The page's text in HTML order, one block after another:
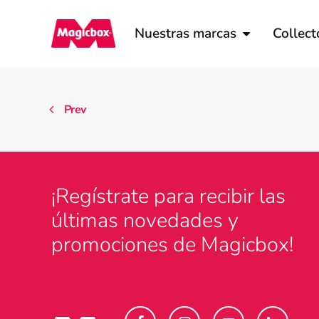
Nuestras marcas
Prev
¡Regístrate para recibir las
últimas novedades y
promociones de Magicbox!